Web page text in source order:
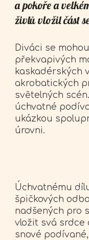
a pokoře a
živlů vložil část
Diváci se
překvapivých
kaskadérských
akrobatických
světelných
úchvatné
ukázkou
úrovni.
Úchvatnému
špičkových
nadšených pro
vložit svá srdce
snové